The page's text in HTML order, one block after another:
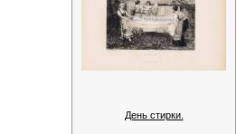
День стирки.